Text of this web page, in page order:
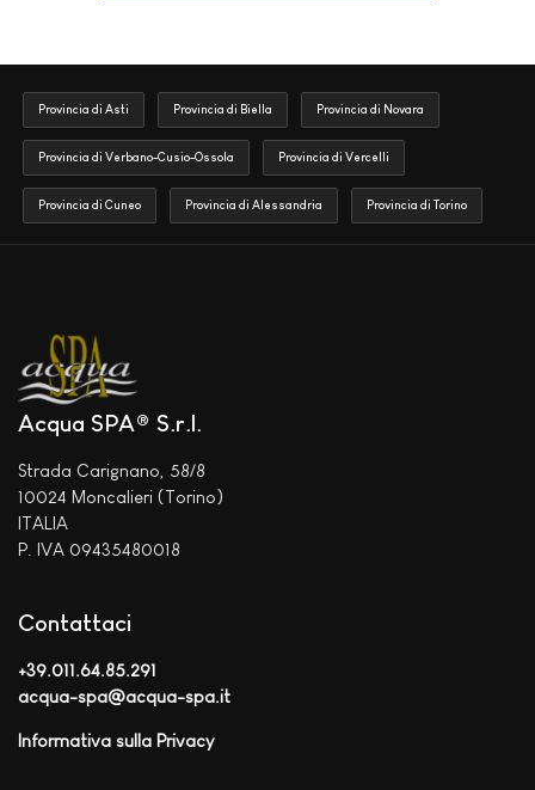
Provincia di Asti Provincia di Biella Provincia di Novara
Provincia di Verbano-Cusio-Ossola Provincia di Vercelli
Provincia di Cuneo Provincia di Alessandria Provincia di Torino
Acqua SPA® S.r.l.
Strada Carignano, 58/8
10024 Moncalieri (Torino)
ITALIA
P. IVA 09435480018
Contattaci
+39.011.64.85.291
acqua-spa@acqua-spa.it
Informativa sulla Privacy